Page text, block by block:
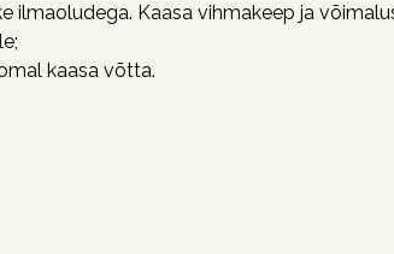
ilmaoludega. Kaasa vihmakeep ja
kaasa võtta.